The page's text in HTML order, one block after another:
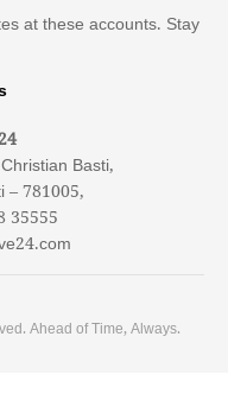
at these accounts. Stay
Basti,
– 781005,
35555
Ahead of Time, Always.